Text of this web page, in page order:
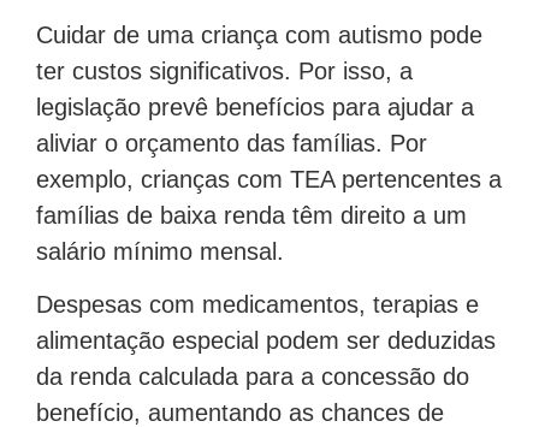
Cuidar de uma criança com autismo pode
ter custos significativos. Por isso, a
legislação prevê benefícios para ajudar a
aliviar o orçamento das famílias. Por
exemplo, crianças com TEA pertencentes a
famílias de baixa renda têm direito a um
salário mínimo mensal.
Despesas com medicamentos, terapias e
alimentação especial podem ser deduzidas
da renda calculada para a concessão do
benefício, aumentando as chances de